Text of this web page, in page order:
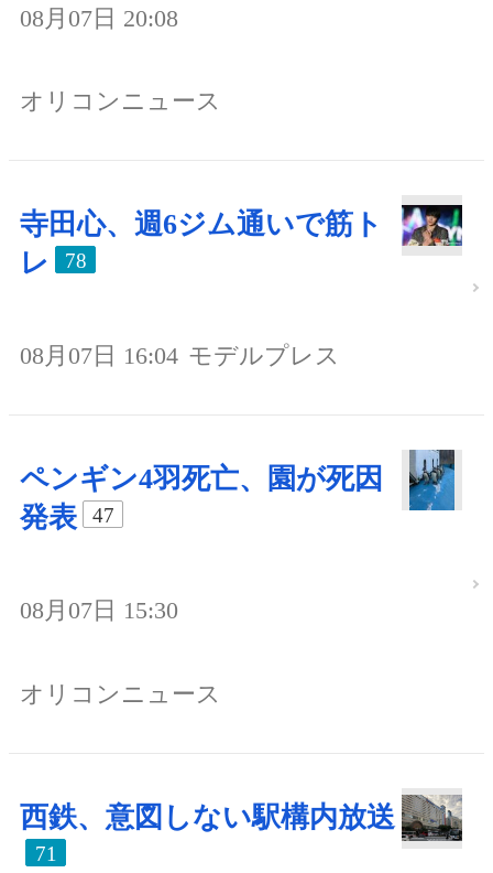
08月07日 20:08
オリコンニュース
寺田心、週6ジム通いで筋ト
レ
78
08月07日 16:04 モデルプレス
ペンギン4羽死亡、園が死因
発表
47
08月07日 15:30
オリコンニュース
西鉄、意図しない駅構内放送
71